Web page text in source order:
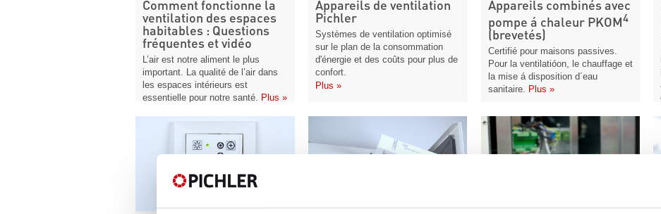
Comment fonctionne la
ventilation des espaces
habitables : Questions
fréquentes et vidéo
L’air est notre aliment le plus
important. La qualité de l’air dans
les espaces intérieurs est
essentielle pour notre santé. Plus »
Appareils de ventilation
Pichler
Systèmes de ventilation optimisé
sur le plan de la consommation
d'énergie et des coûts pour plus de
confort.
Plus »
Appareils combinés avec
pompe á chaleur PKOM4
(brevetés)
Certifié pour maisons passives.
Pour la ventilatióon, le chauffage et
la mise á disposition d´eau
sanitaire. Plus »